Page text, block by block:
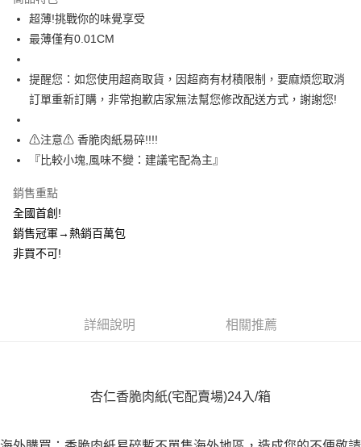
３．安心：先確認商品／服務後，再付款。
【「AFTEE先享後付」結帳流程】
１．於結帳方式選擇「AFTEE先享後付」後，將跳轉至「AFTEE先享後付」
結帳頁面，進行簡訊認證並確認金額後，即可完成結帳。
２．訂單成立數日內，您將收到繳費通知簡訊。
３．收到繳費通知簡訊後14天內，點擊此簡訊中的連結，可透過四大超商／
ATM／網路銀行／等多元方式進行付款，方視為交易完成。
※ 請注意：結帳手續完成當下不需立刻繳費，但若您需要取消訂單，請聯絡
購買商品的店家。未經商家同意取消之訂單仍視為有效，需透過AFTEE先享
※ 交易是否成功請以「AFTEE先享後付 」之結帳頁面顯示為準，若有關於
客戶支援中心」
【注意事項】
１．透過由恩沛科技股份有限公司提供之「AFTEE先享後付」服務完成之交
易，需依本服務之必要範圍內提供個人資料，並將交易相關給付款項請求債
「AFTEE先享後付」，若未經同意申辦者引起之損失，本公司不負相關責
５．嚴禁一人註冊多個帳號或使用他人資訊註冊。若發現惡意使用之情形，
每筆NT$200，滿NT$3,000(含以上)免運費
宅配免運組
免運費
每筆NT$350，滿NT$4,000(含以上)免運費
超薄!挑戰你的味覺享受
最薄僅有0.01CM
提醒您：如您使用超商取貨，因超商有材積限制，要麻煩您取消
訂單重新訂購，非常抱歉店家無法幫您修改配送方式，謝謝您!
⚠注意⚠ 香脆肉紙易碎!!!!
『比較小塊,風味不變：建議宅配為主』
銷售重點
全國首創!
銷售冠軍→熱銷百萬包
非買不可!
詳細說明 相關推薦
杏仁香脆肉紙(宅配賣場)24入/箱